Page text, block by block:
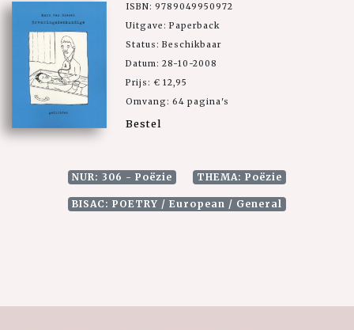
ISBN: 9789049950972
Uitgave: Paperback
Status: Beschikbaar
Datum: 28-10-2008
Prijs: € 12,95
Omvang: 64 pagina's
Bestel
NUR: 306 - Poëzie THEMA: Poëzie
BISAC: POETRY / European / General